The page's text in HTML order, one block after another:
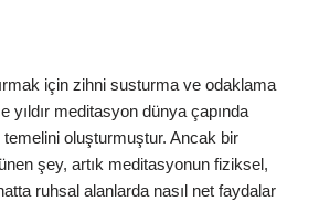
için zihni susturma ve odaklama
yıldır meditasyon dünya çapında
temelini oluşturmuştur. Ancak bir
şey, artık meditasyonun fiziksel,
ruhsal alanlarda nasıl net faydalar